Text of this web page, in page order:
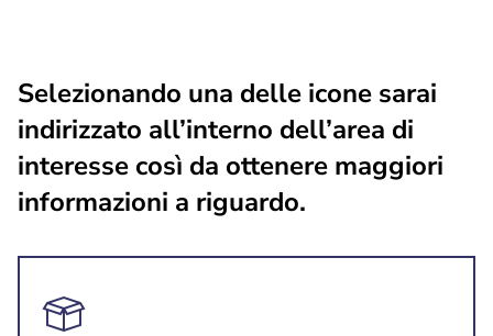
Selezionando una delle icone sarai
indirizzato all’interno dell’area di
interesse così da ottenere maggiori
informazioni a riguardo.